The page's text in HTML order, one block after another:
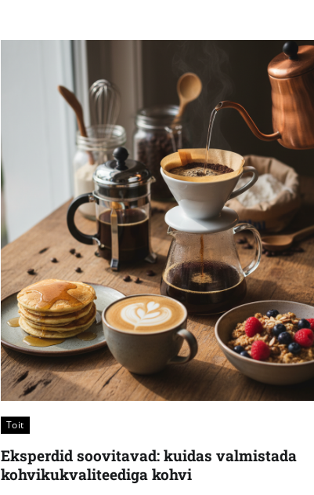
Toit
Eksperdid soovitavad: kuidas valmistada
kohvikukvaliteediga kohvi